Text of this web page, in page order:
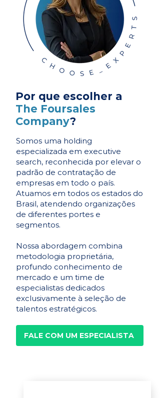
Por que escolher a
The Foursales
Company?
Somos uma holding
especializada em executive
search, reconhecida por elevar o
padrão de contratação de
empresas em todo o país.
Atuamos em todos os estados do
Brasil, atendendo organizações
de diferentes portes e
segmentos.
Nossa abordagem combina
metodologia proprietária,
profundo conhecimento de
mercado e um time de
especialistas dedicados
exclusivamente à seleção de
talentos estratégicos.
FALE COM UM ESPECIALISTA